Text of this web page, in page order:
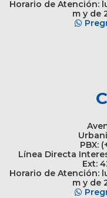
Horario de Atención:
m y de
PBX:
Línea Directa
Ext:
Horario de Atención:
m y de